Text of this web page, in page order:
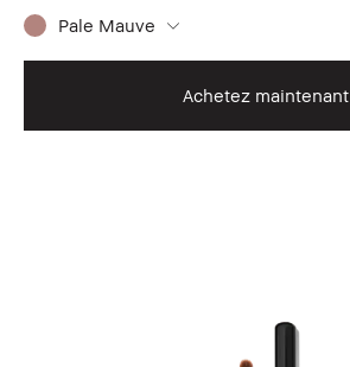
Pale Mauve
Achetez maintenant